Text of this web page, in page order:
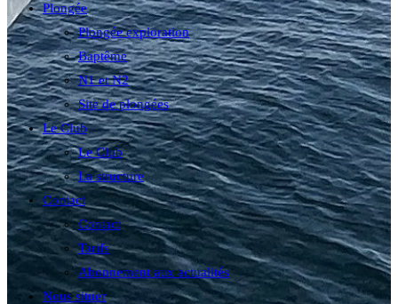
Plongée
Plongée exploration
Baptême
N1 et N2
Site de plongées
Le Club
Le Club
La structure
Contact
Contact
Tarifs
Abonnement aux actualités
Nous situer